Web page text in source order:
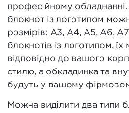
професійному
блокнот із логотипом
розмірів: А3, А4, А5, А6,
блокнотів із логотипом,
відповідно до вашого
стилю, а обкладинка та
будуть у вашому
Можна виділити два типи